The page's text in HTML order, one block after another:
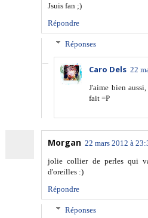
Jsuis fan ;)
Répondre
Réponses
Caro Dels 22
J'aime bien
fait =P
Morgan 22 mars 2012 à
jolie collier de perles qui
d'oreilles :)
Répondre
Réponses